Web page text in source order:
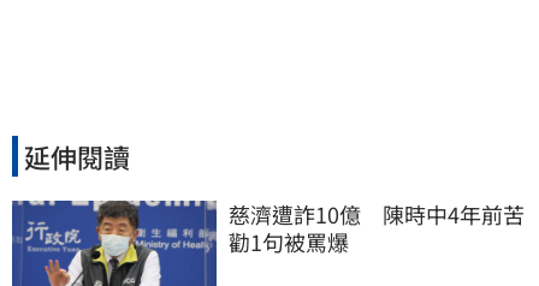
延伸閱讀
慈濟遭詐10億　陳時中4年前苦
勸1句被罵爆